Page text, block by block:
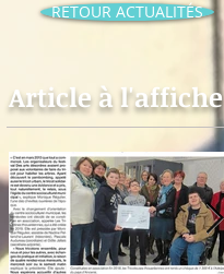
Article à l'affiche
RETOUR ACTUALITÉS